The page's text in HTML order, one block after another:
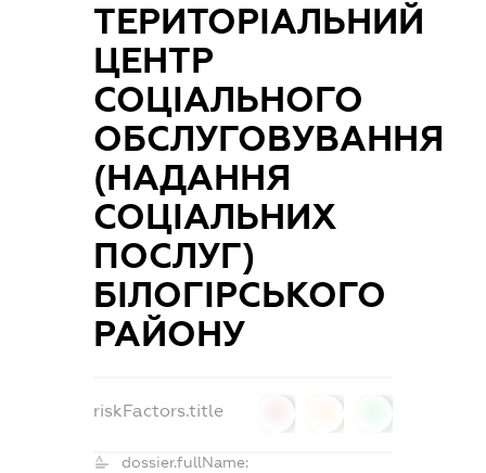
ТЕРИТОРІАЛЬНИЙ
ЦЕНТР
СОЦІАЛЬНОГО
ОБСЛУГОВУВАННЯ
(НАДАННЯ
СОЦІАЛЬНИХ
ПОСЛУГ)
БІЛОГІРСЬКОГО
РАЙОНУ
riskFactors.title
dossier.fullName: